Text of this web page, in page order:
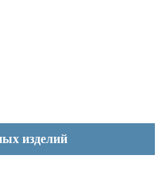
изделий